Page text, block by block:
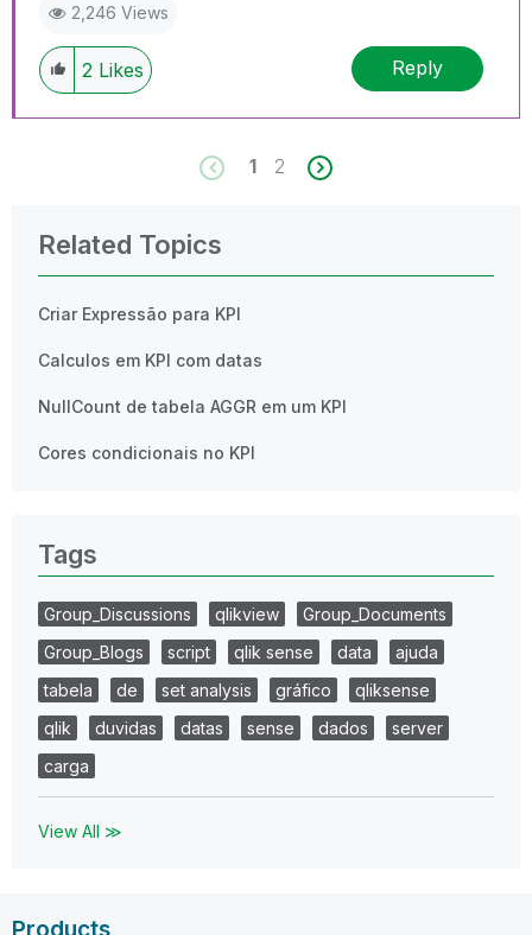
2,246 Views
2 Likes Reply
1 2
Related Topics
Criar Expressão para KPI
Calculos em KPI com datas
NullCount de tabela AGGR em um KPI
Cores condicionais no KPI
Tags
Group_Discussions qlikview
Group_Documents
Group_Blogs
script qlik sense data
ajuda
tabela
de set analysis gráfico
qliksense
qlik
duvidas datas sense dados
server
carga
View All ≫
Products